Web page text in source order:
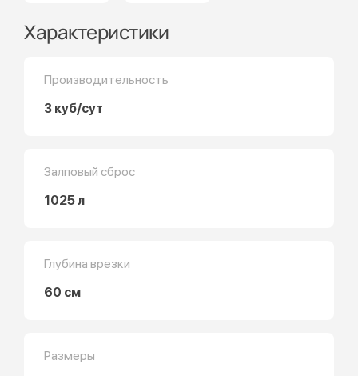
Характеристики
Производительность
3 куб/сут
Залповый сброс
1025 л
Глубина врезки
60 см
Размеры